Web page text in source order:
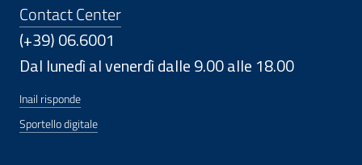
Contact Center
(+39) 06.6001
Dal lunedì al venerdì dalle 9.00 alle 18.00
Inail risponde
Sportello digitale